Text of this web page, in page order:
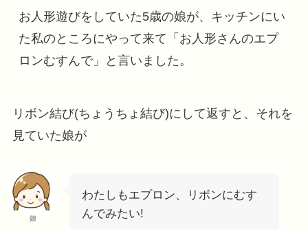
お人形遊びをしていた5歳の娘が、キッチンにい
た私のところにやって来て「お人形さんのエプ
ロンむすんで」と言いました。
リボン結び(ちょうちょ結び)にして返すと、それを
見ていた娘が
娘
わたしもエプロン、リボンにむす
んでみたい!